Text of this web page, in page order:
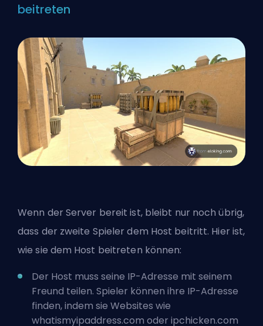
beitreten
Wenn der Server bereit ist, bleibt nur noch übrig,
dass der zweite Spieler dem Host beitritt. Hier ist,
wie sie dem Host beitreten können:
Der Host muss seine IP-Adresse mit seinem
Freund teilen. Spieler können ihre IP-Adresse
finden, indem sie Websites wie
whatismyipaddress.com oder ipchicken.com